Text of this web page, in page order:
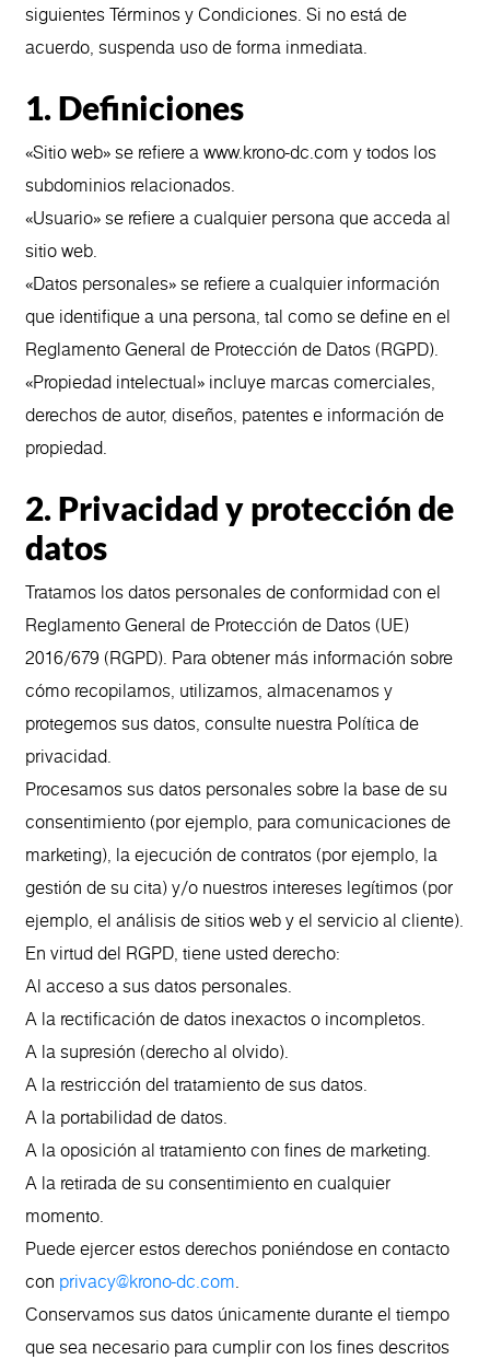
siguientes Términos y Condiciones. Si no está de
acuerdo, suspenda uso de forma inmediata.
1. Definiciones
«Sitio web» se refiere a www.krono-dc.com y todos los
subdominios relacionados.
«Usuario» se refiere a cualquier persona que acceda al
sitio web.
«Datos personales» se refiere a cualquier información
que identifique a una persona, tal como se define en el
Reglamento General de Protección de Datos (RGPD).
«Propiedad intelectual» incluye marcas comerciales,
derechos de autor, diseños, patentes e información de
propiedad.
2. Privacidad y protección de
datos
Tratamos los datos personales de conformidad con el
Reglamento General de Protección de Datos (UE)
2016/679 (RGPD). Para obtener más información sobre
cómo recopilamos, utilizamos, almacenamos y
protegemos sus datos, consulte nuestra Política de
privacidad.
Procesamos sus datos personales sobre la base de su
consentimiento (por ejemplo, para comunicaciones de
marketing), la ejecución de contratos (por ejemplo, la
gestión de su cita) y/o nuestros intereses legítimos (por
ejemplo, el análisis de sitios web y el servicio al cliente).
En virtud del RGPD, tiene usted derecho:
Al acceso a sus datos personales.
A la rectificación de datos inexactos o incompletos.
A la supresión (derecho al olvido).
A la restricción del tratamiento de sus datos.
A la portabilidad de datos.
A la oposición al tratamiento con fines de marketing.
A la retirada de su consentimiento en cualquier
momento.
Puede ejercer estos derechos poniéndose en contacto
con privacy@krono-dc.com.
Conservamos sus datos únicamente durante el tiempo
que sea necesario para cumplir con los fines descritos